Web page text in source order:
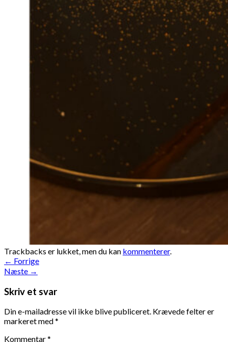
Trackbacks er lukket, men du kan kommenterer.
← Forrige
Næste →
Skriv et svar
Din e-mailadresse vil ikke blive publiceret. Krævede felter er
markeret med*
Kommentar*